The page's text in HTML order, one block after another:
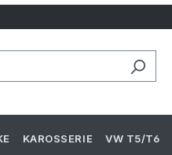
KAROSSERIE VW T5/T6